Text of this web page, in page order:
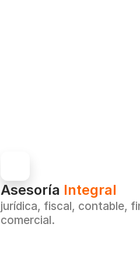
Asesoría Integral
jurídica, fiscal, contable,
comercial.